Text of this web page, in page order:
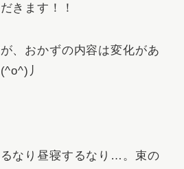
きます！！
、おかずの内容は変化があ
丿
なり昼寝するなり…。束の